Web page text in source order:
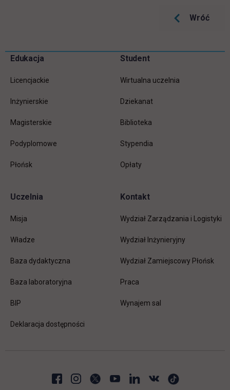
Wróć
Pomiń
Informacje w stopce
Edukacja
Licencjackie
Inżynierskie
Magisterskie
Podyplomowe
Płońsk
Student
Wirtualna uczelnia
Dziekanat
Biblioteka
Stypendia
Opłaty
Uczelnia
Misja
Władze
Baza dydaktyczna
Baza laboratoryjna
BIP
Deklaracja dostępności
Kontakt
Wydział Zarządzania i Logistyki
Wydział Inżynieryjny
Wydział Zamiejscowy Płońsk
Praca
Wynajem sal